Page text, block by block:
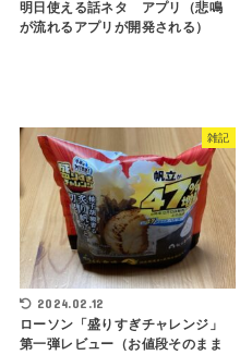
明日使える話ネタ アプリ（悲鳴
が流れるアプリが開発される）
雑記
2024.02.12
ローソン「盛りすぎチャレンジ」
第一弾レビュー（お値段そのまま